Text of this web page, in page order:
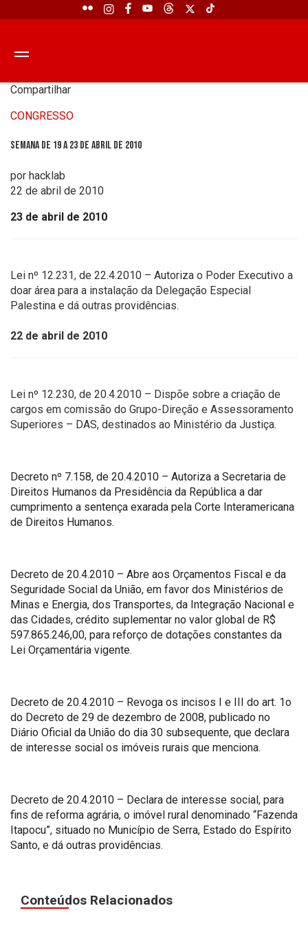
Compartilhar
CONGRESSO
Semana de 19 a 23 de abril de 2010
por hacklab
22 de abril de 2010
23 de abril de 2010
Lei nº 12.231, de 22.4.2010 – Autoriza o Poder Executivo a
doar área para a instalação da Delegação Especial
Palestina e dá outras providências.
22 de abril de 2010
Lei nº 12.230, de 20.4.2010 – Dispõe sobre a criação de
cargos em comissão do Grupo-Direção e Assessoramento
Superiores – DAS, destinados ao Ministério da Justiça.
Decreto nº 7.158, de 20.4.2010 – Autoriza a Secretaria de
Direitos Humanos da Presidência da República a dar
cumprimento a sentença exarada pela Corte Interamericana
de Direitos Humanos.
Decreto de 20.4.2010 – Abre aos Orçamentos Fiscal e da
Seguridade Social da União, em favor dos Ministérios de
Minas e Energia, dos Transportes, da Integração Nacional e
das Cidades, crédito suplementar no valor global de R$
597.865.246,00, para reforço de dotações constantes da
Lei Orçamentária vigente.
Decreto de 20.4.2010 – Revoga os incisos I e III do art. 1o
do Decreto de 29 de dezembro de 2008, publicado no
Diário Oficial da União do dia 30 subsequente, que declara
de interesse social os imóveis rurais que menciona.
Decreto de 20.4.2010 – Declara de interesse social, para
fins de reforma agrária, o imóvel rural denominado “Fazenda
Itapocu”, situado no Município de Serra, Estado do Espírito
Santo, e dá outras providências.
Conteúdos Relacionados